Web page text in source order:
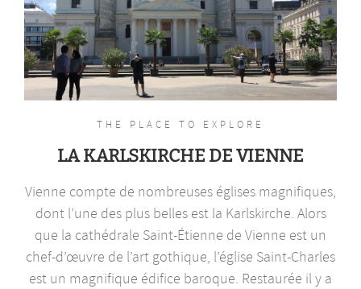
THE PLACE TO EXPLORE
LA KARLSKIRCHE DE VIENNE
Vienne compte de nombreuses églises magnifiques,
dont l’une des plus belles est la Karlskirche. Alors
que la cathédrale Saint-Étienne de Vienne est un
chef-d’œuvre de l’art gothique, l’église Saint-Charles
est un magnifique édifice baroque. Restaurée il y a